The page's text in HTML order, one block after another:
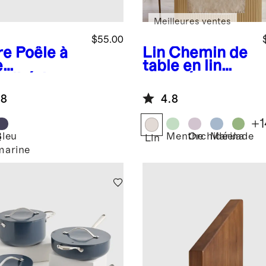
Poêle à
pouces
$55.00
Lin Chemin de
table en lin
Meilleures ventes
4.8
Lin MentheOrchidée
Marina
Jade
+